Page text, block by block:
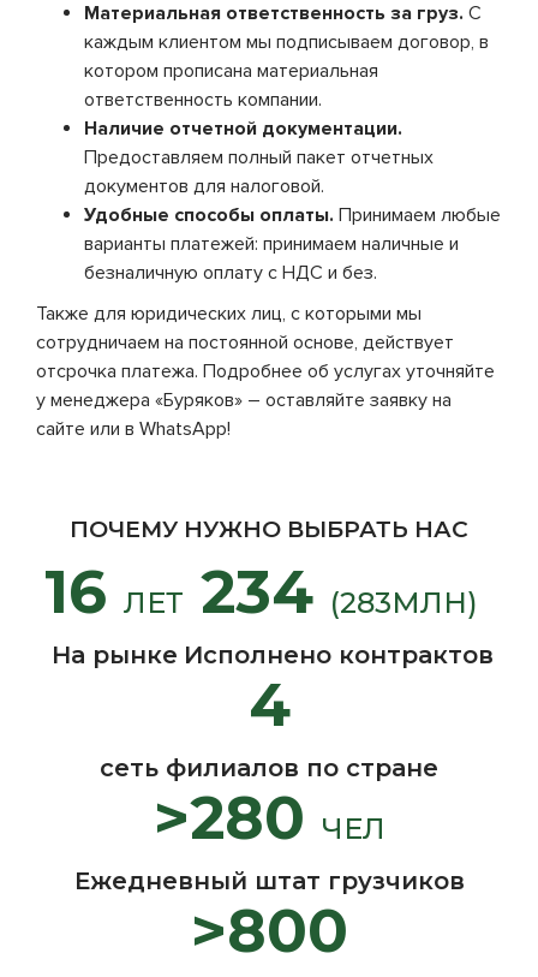
Материальная ответственность за груз. С
каждым клиентом мы подписываем договор, в
котором прописана материальная
ответственность компании.
Наличие отчетной документации.
Предоставляем полный пакет отчетных
документов для налоговой.
Удобные способы оплаты. Принимаем любые
варианты платежей: принимаем наличные и
безналичную оплату с НДС и без.
Также для юридических лиц, с которыми мы
сотрудничаем на постоянной основе, действует
отсрочка платежа. Подробнее об услугах уточняйте
у менеджера «Буряков» – оставляйте заявку на
сайте или в WhatsApp!
ПОЧЕМУ НУЖНО ВЫБРАТЬ НАС
16 ЛЕТ
На рынке
234 (283МЛН)
Исполнено контрактов
4
сеть филиалов по стране
>280 ЧЕЛ
Ежедневный штат грузчиков
>800